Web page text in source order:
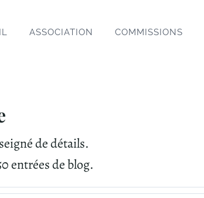
ASSOCIATION COMMISSIONS
de détails.
entrées de blog.